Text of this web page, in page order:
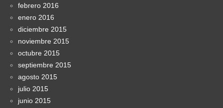
febrero 2016
enero 2016
diciembre 2015
noviembre 2015
octubre 2015
septiembre 2015
agosto 2015
julio 2015
junio 2015